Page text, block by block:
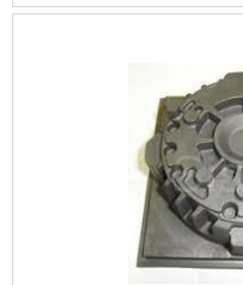
circuitos,
todo o
deve ocorrer
exatidão,
erro ou
COMO A LIMPEZA
funcionamento